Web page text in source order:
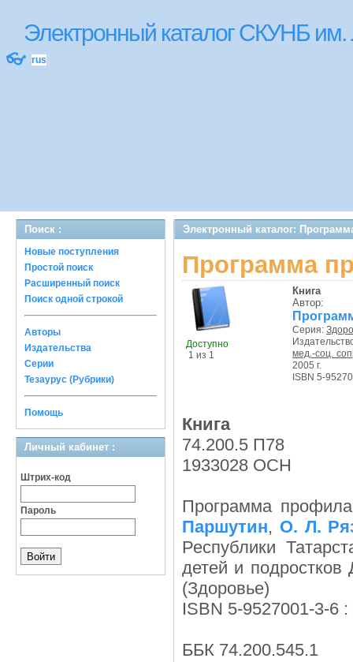
Электронный каталог СКУНБ
👓 rus
Поиск :
Новые поступления
Простой поиск
Расширенный поиск
Поиск одной строкой
Авторы
Издательства
Серии
Тезаурус (Рубрики)
Помощь
Личный кабинет :
Штрих-код
Пароль
Электронный каталог:
Программа
Доступно
1 из 1
Книга
Автор:
Серия:
мед.-соц.
2005 г.
ISBN 5-
Книга
74.200.5 П78
1933028 ОСН
Программа
Паршутин, О. Л.
Республики
детей и
(Здоровье)
ISBN 5-9527001-3-6 :
ББК 74.200.545.1